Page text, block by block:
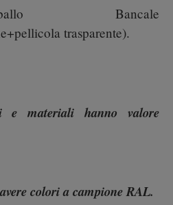
Bancale
trasparente).
materiali hanno valore
colori a campione RAL.